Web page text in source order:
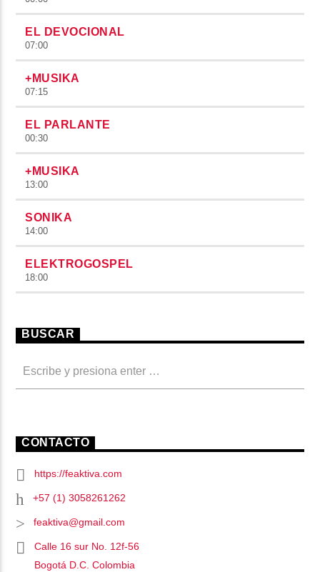
EL DEVOCIONAL
07:00
+MUSIKA
07:15
EL PARLANTE
00:30
+MUSIKA
13:00
SONIKA
14:00
ELEKTROGOSPEL
18:00
BUSCAR
CONTACTO
https://feaktiva.com
+57 (1) 3058261262
feaktiva@gmail.com
Calle 16 sur No. 12f-56
Bogotá D.C. Colombia